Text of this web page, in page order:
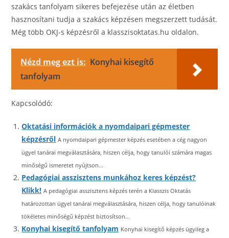
szakács tanfolyam sikeres befejezése után az életben
hasznosítani tudja a szakács képzésen megszerzett tudását.
Még több OKJ-s képzésről a klasszisoktatas.hu oldalon.
Nézd meg ezt is: Konyhai kisegítő
tanfolyam
Kapcsolódó:
Oktatási információk a nyomdaipari gépmester
képzésről A nyomdaipari gépmester képzés esetében a cég nagyon
ügyel tanárai megválasztására, hiszen célja, hogy tanulói számára magas
minőségű ismeretet nyújtson...
Pedagógiai asszisztens munkához keres képzést?
Klikk! A pedagógiai asszisztens képzés terén a Klasszis Oktatás
határozottan ügyel tanárai megválasztására, hiszen célja, hogy tanulóinak
tökéletes minőségű képzést biztosítson...
Konyhai kisegítő tanfolyam Konyhai kisegítő képzés ügyileg a